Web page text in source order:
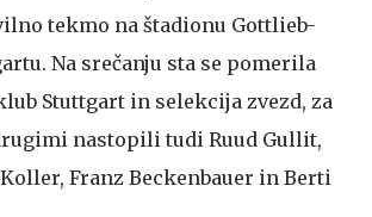
tekmo na štadionu Gottlieb-
Na srečanju sta se pomerila
Stuttgart in selekcija zvezd, za
nastopili tudi Ruud Gullit,
Franz Beckenbauer in Berti